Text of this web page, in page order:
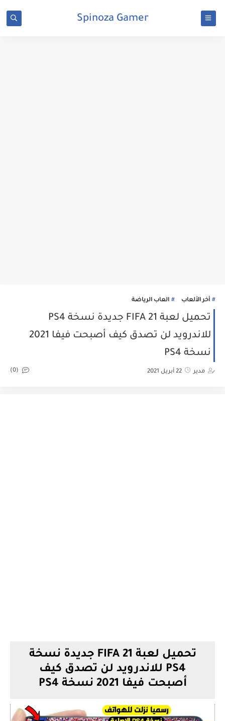
Spinoza Gamer
أخر الألعاب العاب الرياضة
تحميل لعبة FIFA 21 جديدة نسخة PS4
للاندرويد لن تصدق كيف أصبحت فيفا 2021
نسخة PS4
مدير 22 أبريل 2021 (0)
تحميل لعبة FIFA 21 جديدة نسخة
PS4 للاندرويد لن تصدق كيف
أصبحت فيفا 2021 نسخة PS4